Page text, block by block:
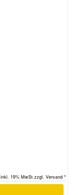
inkl. 19% MwSt.zzgl. Versand *